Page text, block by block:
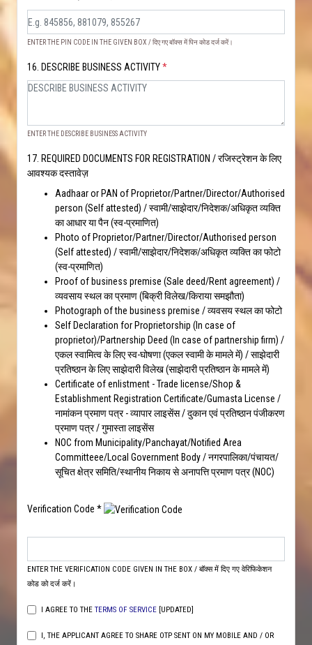
ENTER THE PIN CODE IN THE GIVEN BOX / दिए गए बॉक्स में पिन कोड दर्ज करें।
16. DESCRIBE BUSINESS ACTIVITY*
ENTER THE DESCRIBE BUSINESS ACTIVITY
17. REQUIRED DOCUMENTS FOR REGISTRATION / रजिस्ट्रेशन के लिए
आवश्यक दस्तावेज़
Aadhaar or PAN of Proprietor/Partner/Director/Authorised
person (Self attested) / स्वामी/साझेदार/निदेशक/अधिकृत व्यक्ति
का आधार या पैन (स्व-प्रमाणित)
Photo of Proprietor/Partner/Director/Authorised person
(Self attested) / स्वामी/साझेदार/निदेशक/अधिकृत व्यक्ति का फोटो
(स्व-प्रमाणित)
Proof of business premise (Sale deed/Rent agreement) /
व्यवसाय स्थल का प्रमाण (बिक्री विलेख/किराया समझौता)
Photograph of the business premise / व्यवसय स्थल का फोटो
Self Declaration for Proprietorship (In case of
proprietor)/Partnership Deed (In case of partnership firm) /
एकल स्वामित्व के लिए स्व-घोषणा (एकल स्वामी के मामले में) / साझेदारी
प्रतिष्ठान के लिए साझेदारी विलेख (साझेदारी प्रतिष्ठान के मामले में)
Certificate of enlistment - Trade license/Shop &
Establishment Registration Certificate/Gumasta License /
नामांकन प्रमाण पत्र - व्यापार लाइसेंस / दुकान एवं प्रतिष्ठान पंजीकरण
प्रमाण पत्र / गुमास्ता लाइसेंस
NOC from Municipality/Panchayat/Notified Area
Committeee/Local Government Body / नगरपालिका/पंचायत/
सूचित क्षेत्र समिति/स्थानीय निकाय से अनापत्ति प्रमाण पत्र (NOC)
Verification Code *
ENTER THE VERIFICATION CODE GIVEN IN THE BOX / बॉक्स में दिए गए वेरिफिकेशन
कोड को दर्ज करें।
I AGREE TO THE TERMS OF SERVICE [UPDATED]
I, THE APPLICANT AGREE TO SHARE OTP SENT ON MY MOBILE AND / OR